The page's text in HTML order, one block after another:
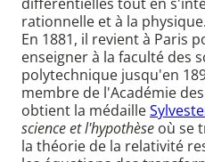
rationnelle et à la physique.
En 1881, il revient à Paris
enseigner à la faculté des
polytechnique jusqu'en
membre de l'Académie
obtient la médaille
science et l'hypothèse où se
la théorie de la relativité